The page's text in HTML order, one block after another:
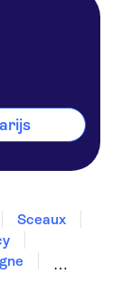
Sceaux